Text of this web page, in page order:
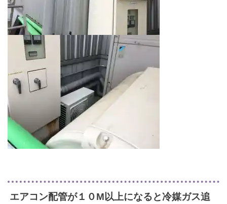
エアコン配管が１０M以上になると冷媒ガス追